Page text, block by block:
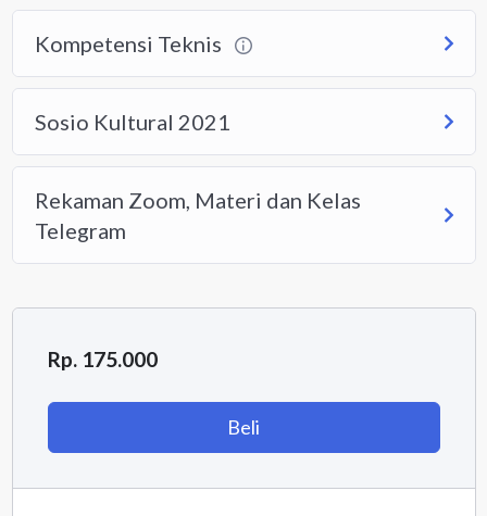
Kompetensi Teknis
Sosio Kultural 2021
Rekaman Zoom, Materi dan Kelas
Telegram
Rp. 175.000
Beli